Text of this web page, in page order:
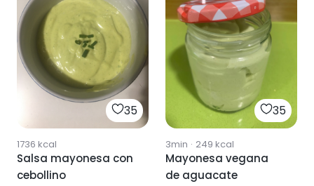
35
1736 kcal
Salsa mayonesa con
cebollino
35
3min · 249 kcal
Mayonesa vegana
de aguacate